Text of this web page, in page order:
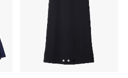
الجمال
جميع مستحضرات الجمال
الجديد في عالم الجمال